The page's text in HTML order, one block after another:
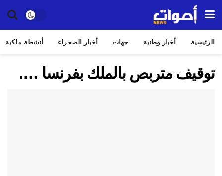
الرئيسية أخبار وطنية جهات أخبار الصحراء أنشطة ملكية
توقيف متربص بالملك بفرنسا ….